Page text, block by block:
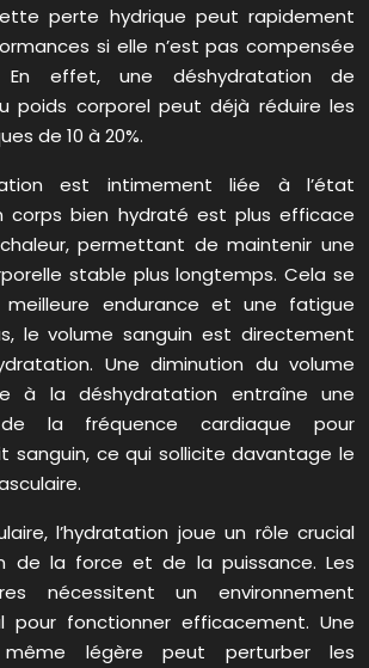
perte hydrique peut rapidement
si elle n’est pas compensée
En effet, une déshydratation de
poids corporel peut déjà réduire les
de 10 à 20%.
est intimement liée à l’état
corps bien hydraté est plus efficace
permettant de maintenir une
stable plus longtemps. Cela se
endurance et une fatigue
le volume sanguin est directement
Une diminution du volume
à la déshydratation entraîne une
la fréquence cardiaque pour
sanguin, ce qui sollicite davantage le
l’hydratation joue un rôle crucial
de la force et de la puissance. Les
nécessitent un environnement
pour fonctionner efficacement. Une
même légère peut perturber les